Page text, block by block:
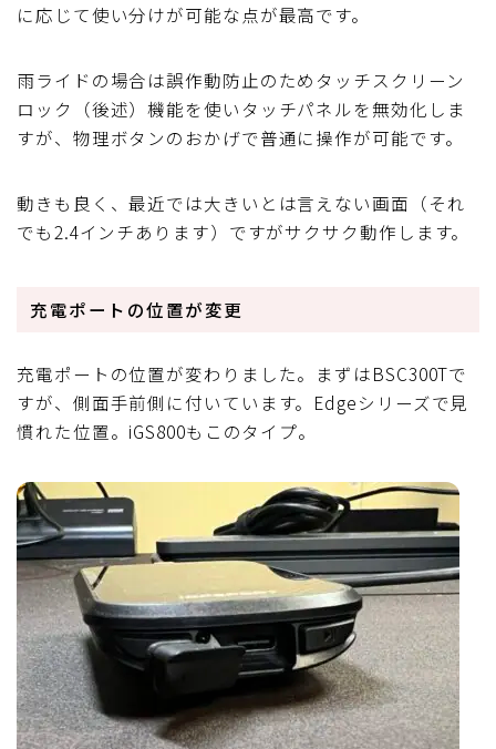
に応じて使い分けが可能な点が最高です。
雨ライドの場合は誤作動防止のためタッチスクリーン
ロック（後述）機能を使いタッチパネルを無効化しま
すが、物理ボタンのおかげで普通に操作が可能です。
動きも良く、最近では大きいとは言えない画面（それ
でも2.4インチあります）ですがサクサク動作します。
充電ポートの位置が変更
充電ポートの位置が変わりました。まずはBSC300Tで
すが、側面手前側に付いています。Edgeシリーズで見
慣れた位置。iGS800もこのタイプ。